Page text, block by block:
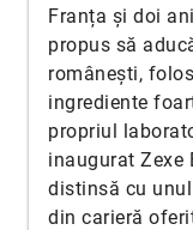
Franța și doi
propus să
românești,
ingrediente
propriul
inaugurat Zexe
distinsă cu
din carieră